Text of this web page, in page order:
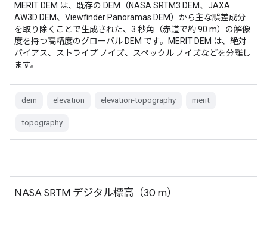
MERIT DEM は、既存の DEM（NASA SRTM3 DEM、JAXA
AW3D DEM、Viewfinder Panoramas DEM）から主な誤差成分
を取り除くことで生成された、3 秒角（赤道で約 90 m）の解像
度を持つ高精度のグローバル DEM です。MERIT DEM は、絶対
バイアス、ストライプ ノイズ、スペックル ノイズなどを分離し
ます。
dem elevation elevation-topography merit
topography
NASA SRTM デジタル標高（30 m）